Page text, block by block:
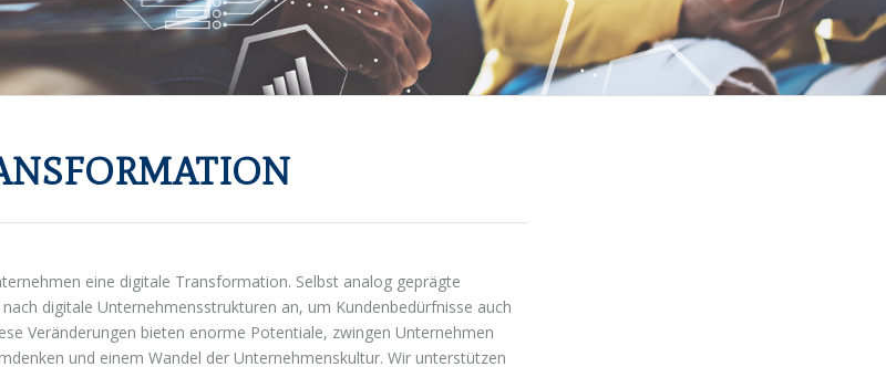
eine digitale Transformation. Selbst analog geprägte
digitale Unternehmensstrukturen an, um Kundenbedürfnisse auch
Veränderungen bieten enorme Potentiale, zwingen Unternehmen
und einem Wandel der Unternehmenskultur. Wir unterstützen